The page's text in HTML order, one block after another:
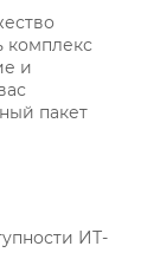
комплекс
и
пакет
ИТ-